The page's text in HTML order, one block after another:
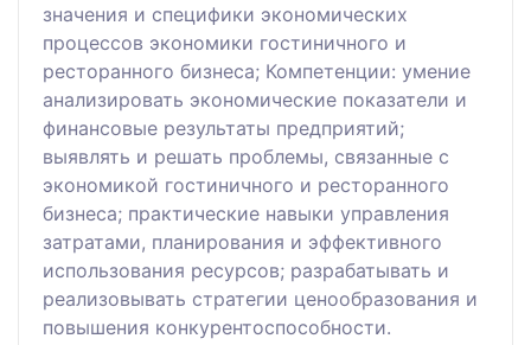
значения и специфики экономических
процессов экономики гостиничного и
ресторанного бизнеса; Компетенции: умение
анализировать экономические показатели и
финансовые результаты предприятий;
выявлять и решать проблемы, связанные с
экономикой гостиничного и ресторанного
бизнеса; практические навыки управления
затратами, планирования и эффективного
использования ресурсов; разрабатывать и
реализовывать стратегии ценообразования и
повышения конкурентоспособности.